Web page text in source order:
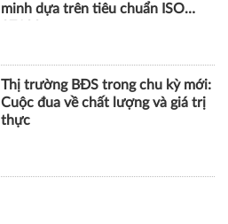
minh dựa trên tiêu chuẩn ISO
Thị trường BĐS trong chu kỳ mới:
Cuộc đua về chất lượng và giá trị
thực